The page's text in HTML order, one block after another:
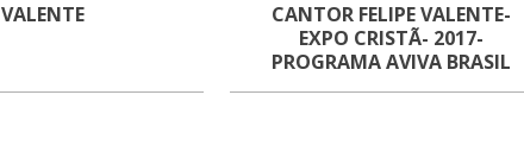
VALENTE
CANTOR FELIPE VALENTE-
EXPO CRISTÃ- 2017-
PROGRAMA AVIVA BRASIL